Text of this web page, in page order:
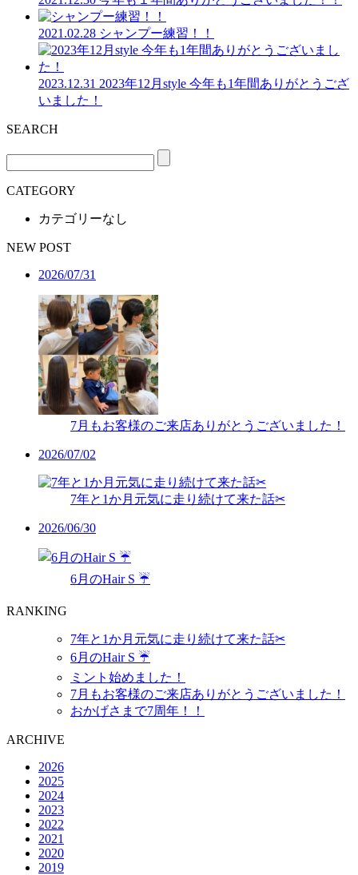
2021.02.28 シャンプー練習！！
2023.12.31 2023年12月style 今年も1年間ありがとうござ
いました！
SEARCH
CATEGORY
カテゴリーなし
NEW POST
2026/07/31
7月もお客様のご来店ありがとうございました！
2026/07/02
7年と1か月元気に走り続けて来た話✂︎
2026/06/30
6月のHair S ☔️
RANKING
7年と1か月元気に走り続けて来た話✂︎
6月のHair S ☔️
ミント始めました！
7月もお客様のご来店ありがとうございました！
おかげさまで7周年！！
ARCHIVE
2026
2025
2024
2023
2022
2021
2020
2019